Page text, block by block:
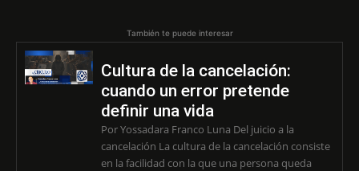
También te puede interesar
Cultura de la cancelación:
cuando un error pretende
definir una vida
Por Yossadara Franco Luna Del juicio a la
cancelación La cultura de la cancelación consiste
en la facilidad con la que una persona queda